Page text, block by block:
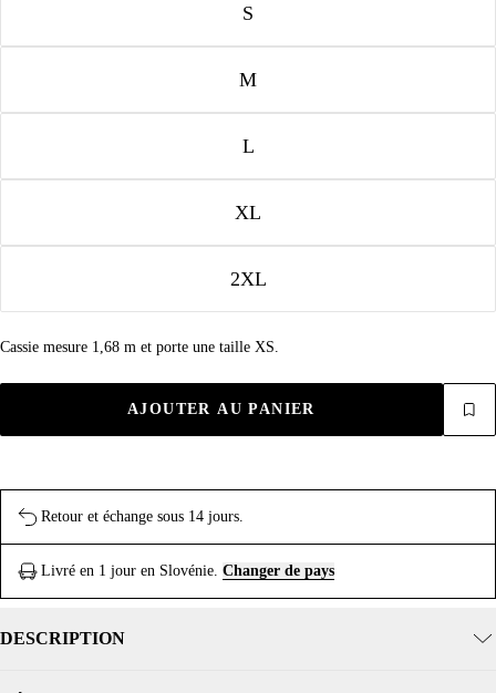
S
M
L
XL
2XL
Cassie mesure 1,68 m et porte une taille XS.
AJOUTER AU PANIER
Retour et échange sous 14 jours.
Livré en 1 jour en Slovénie. Changer de pays
DESCRIPTION